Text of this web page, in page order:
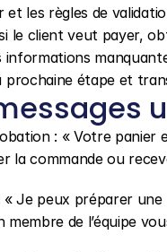
et les règles de
le client veut payer,
informations
prochaine étape et
: « Votre panier
la commande ou
« Je peux préparer
de l’équipe